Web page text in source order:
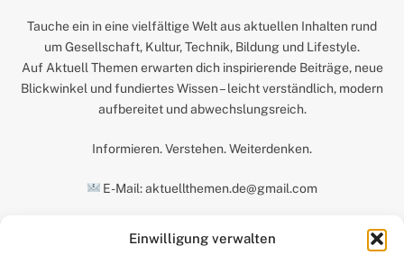
Einwilligung verwalten
Tauche ein in eine vielfältige Welt aus aktuellen Inhalten rund
um Gesellschaft, Kultur, Technik, Bildung und Lifestyle.
Auf Aktuell Themen erwarten dich inspirierende Beiträge, neue
Blickwinkel und fundiertes Wissen – leicht verständlich, modern
aufbereitet und abwechslungsreich.
Informieren. Verstehen. Weiterdenken.
E-Mail: aktuellthemen.de@gmail.com